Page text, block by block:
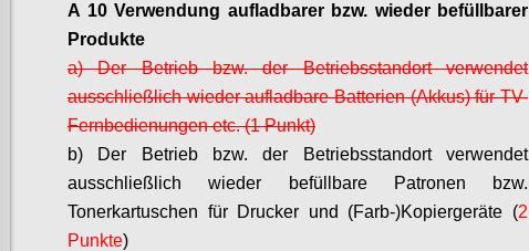
A 10 Verwendung aufladbarer bzw. wieder befüllbarer
Produkte
a) Der Betrieb bzw. der Betriebsstandort verwendet
ausschließlich wieder aufladbare Batterien (Akkus) für TV-
Fernbedienungen etc. (1 Punkt)
b) Der Betrieb bzw. der Betriebsstandort verwendet
ausschließlich wieder
befüllbarePatronen bzw.
Tonerkartuschen für Drucker und (Farb-)Kopiergeräte (2
Punkte)